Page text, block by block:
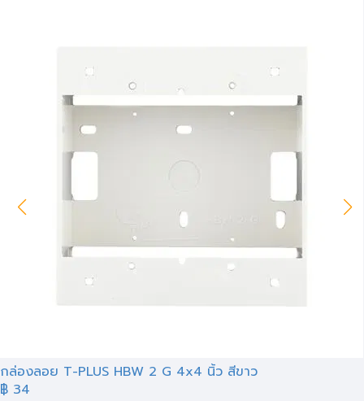
กล่องลอย T-PLUS HBW 2 G 4x4 นิ้ว สีขาว
฿ 34